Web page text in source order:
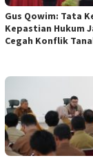
Gus Qowim: Tata
Kepastian Hukum
Cegah Konflik